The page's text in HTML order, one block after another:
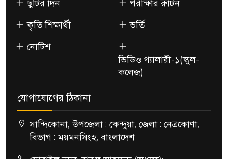
ছুটির দিন
কৃতি শিক্ষার্থী
নোটিশ
পরীক্ষার রুটিন
ভর্তি
ভিডিও গ্যালারী-১(স্কুল-
কলেজ)
যোগাযোগের ঠিকানা
সান্দিকোনা, উপজেলা : কেন্দুয়া, জেলা : নেত্রকোণা,
বিভাগ : ময়মনসিংহ, বাংলাদেশ